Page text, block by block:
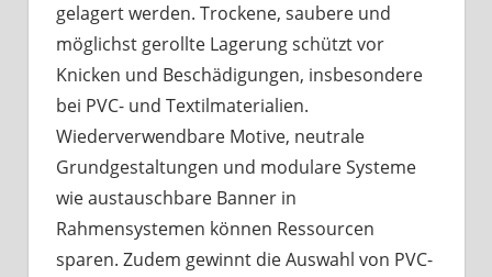
gelagert werden. Trockene, saubere und
möglichst gerollte Lagerung schützt vor
Knicken und Beschädigungen, insbesondere
bei PVC- und Textilmaterialien.
Wiederverwendbare Motive, neutrale
Grundgestaltungen und modulare Systeme
wie austauschbare Banner in
Rahmensystemen können Ressourcen
sparen. Zudem gewinnt die Auswahl von PVC-